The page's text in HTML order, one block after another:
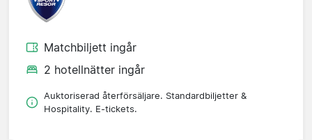
Matchbiljett ingår
2 hotellnätter ingår
Auktoriserad återförsäljare. Standardbiljetter &
Hospitality. E-tickets.